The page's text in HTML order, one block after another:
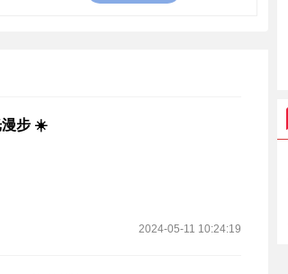
漫步 ☀️
2024-05-11 10:24:19